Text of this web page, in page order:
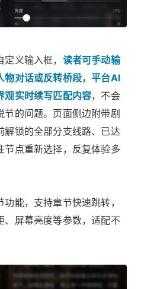
义输入框， 读者可手动输
物对话或反转桥段，平台AI
观实时续写匹配内容，不会
的问题。页面侧边附带剧
解锁的全部分支线路、已达
节点重新选择，反复体验多
能，支持章节快速跳转，
、屏幕亮度等参数，适配不